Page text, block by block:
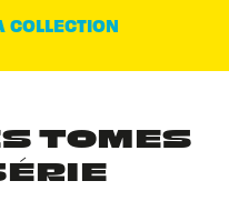
COLLECTION
TOMES